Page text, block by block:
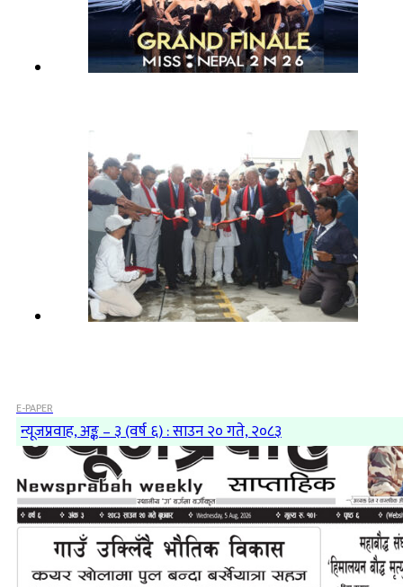
E-PAPER
न्यूजप्रवाह, अङ्क – ३ (वर्ष ६) : साउन २० गते, २०८३